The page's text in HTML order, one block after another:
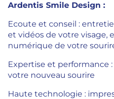
Ardentis Smile Design :
Ecoute et conseil :
et vidéos de votre visage,
numérique de votre
Expertise et performance
votre nouveau sourire
Haute technologie :